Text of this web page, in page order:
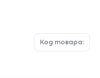
Код товара: